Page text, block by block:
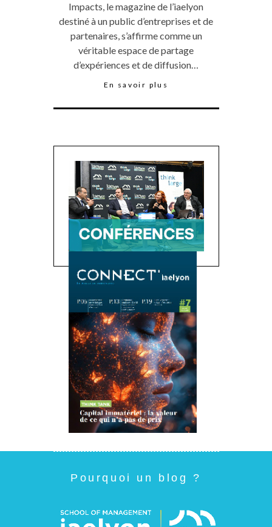
Impacts, le magazine de l’iaelyon
destiné à un public d’entreprises et de
partenaires, s’affirme comme un
véritable espace de partage
d’expériences et de diffusion…
En savoir plus
Pourquoi un blog ?